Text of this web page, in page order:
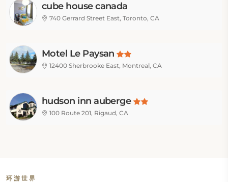
cube house canada
740 Gerrard Street East, Toronto, CA
Motel Le Paysan
12400 Sherbrooke East, Montreal, CA
hudson inn auberge
100 Route 201, Rigaud, CA
环游世界